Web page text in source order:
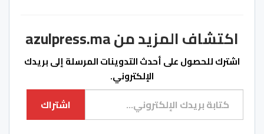
اكتشاف المزيد من azulpress.ma
اشترك للحصول على أحدث التدوينات المرسلة إلى بريدك
الإلكتروني.
كتابة بريدك الإلكتروني...
اشتراك